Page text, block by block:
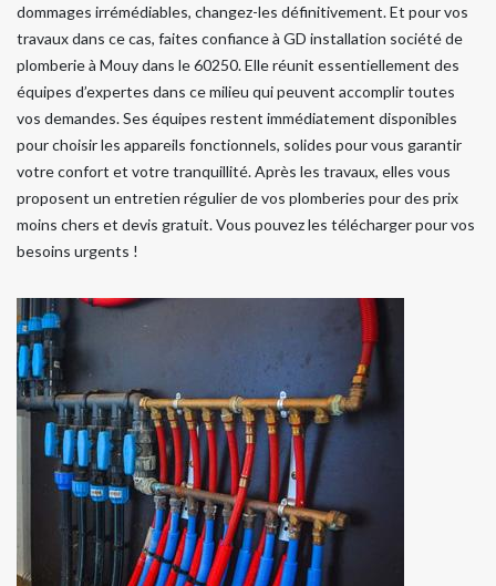
dommages irrémédiables, changez-les définitivement. Et pour vos
travaux dans ce cas, faites confiance à GD installation société de
plomberie à Mouy dans le 60250. Elle réunit essentiellement des
équipes d’expertes dans ce milieu qui peuvent accomplir toutes
vos demandes. Ses équipes restent immédiatement disponibles
pour choisir les appareils fonctionnels, solides pour vous garantir
votre confort et votre tranquillité. Après les travaux, elles vous
proposent un entretien régulier de vos plomberies pour des prix
moins chers et devis gratuit. Vous pouvez les télécharger pour vos
besoins urgents !